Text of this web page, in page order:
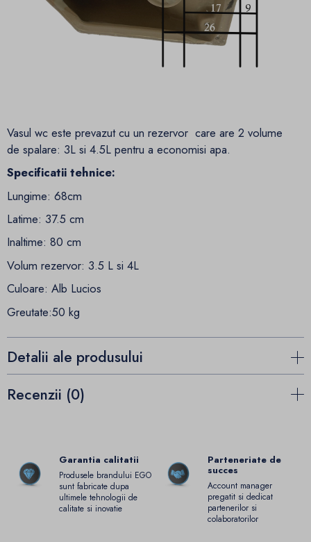
Vasul wc este prevazut cu un rezervor care are 2 volume
de spalare: 3L si 4.5L pentru a economisi apa.
Specificatii tehnice:
Lungime: 68cm
Latime: 37.5 cm
Inaltime: 80 cm
Volum rezervor: 3.5 L si 4L
Culoare: Alb Lucios
Greutate:50 kg
Detalii ale produsului
Recenzii (0)
Garantia calitatii
Produsele brandului EGO
sunt fabricate dupa
ultimele tehnologii de
calitate si inovatie
Parteneriate de
succes
Account manager
pregatit si dedicat
partenerilor si
colaboratorilor